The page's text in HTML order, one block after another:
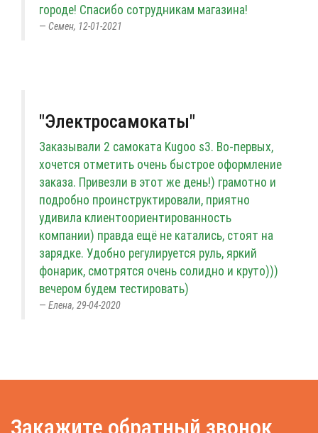
городе! Спасибо сотрудникам магазина!
Семен, 12-01-2021
"Электросамокаты"
Заказывали 2 самоката Kugoo s3. Во-первых,
хочется отметить очень быстрое оформление
заказа. Привезли в этот же день!) грамотно и
подробно проинструктировали, приятно
удивила клиентоориентированность
компании) правда ещё не катались, стоят на
зарядке. Удобно регулируется руль, яркий
фонарик, смотрятся очень солидно и круто)))
вечером будем тестировать)
Елена, 29-04-2020
Закажите обратный звонок